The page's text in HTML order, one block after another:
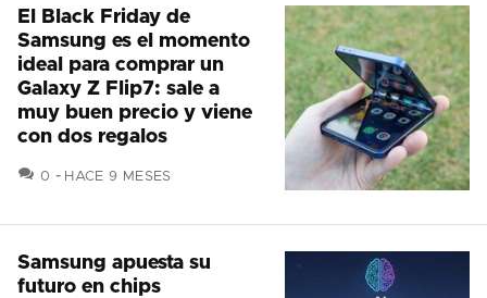
El Black Friday de
Samsung es el momento
ideal para comprar un
Galaxy Z Flip7: sale a
muy buen precio y viene
con dos regalos
0 COMENTARIOS
HACE 9 MESES
Samsung apuesta su
futuro en chips